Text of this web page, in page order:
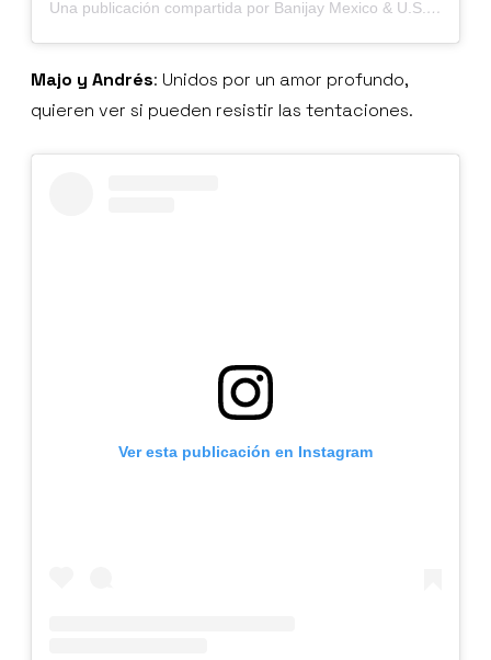
Una publicación compartida por Banijay Mexico & U.S. Hispanic (@banijaymxus)
Majo y Andrés: Unidos por un amor profundo,
quieren ver si pueden resistir las tentaciones.
Ver esta publicación en Instagram